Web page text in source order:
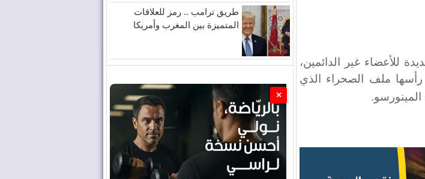
جديدة للأعضاء غير الدائمين،
ملف الصحراء الذي
المينورسو.
طريق ترامب .. رمز للعلاقات
المتميزة بين المغرب وأمريكا
×